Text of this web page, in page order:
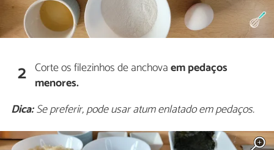
2 Corte os filezinhos de anchovaem pedaços
menores.
Dica:Se preferir, pode usar atum enlatado em pedaços.